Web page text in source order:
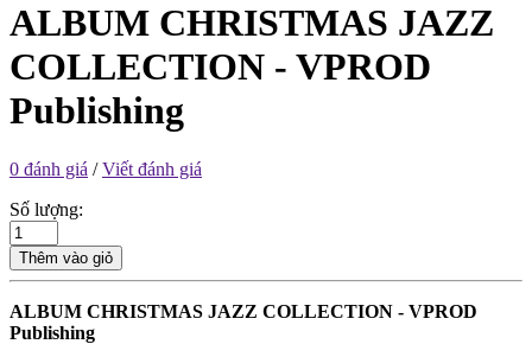
ALBUM CHRISTMAS JAZZ
COLLECTION - VPROD
Publishing
0 đánh giá /Viết đánh giá
Số lượng:
Thêm vào giỏ
ALBUM CHRISTMAS JAZZ COLLECTION - VPROD
Publishing